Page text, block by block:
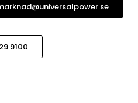
9100